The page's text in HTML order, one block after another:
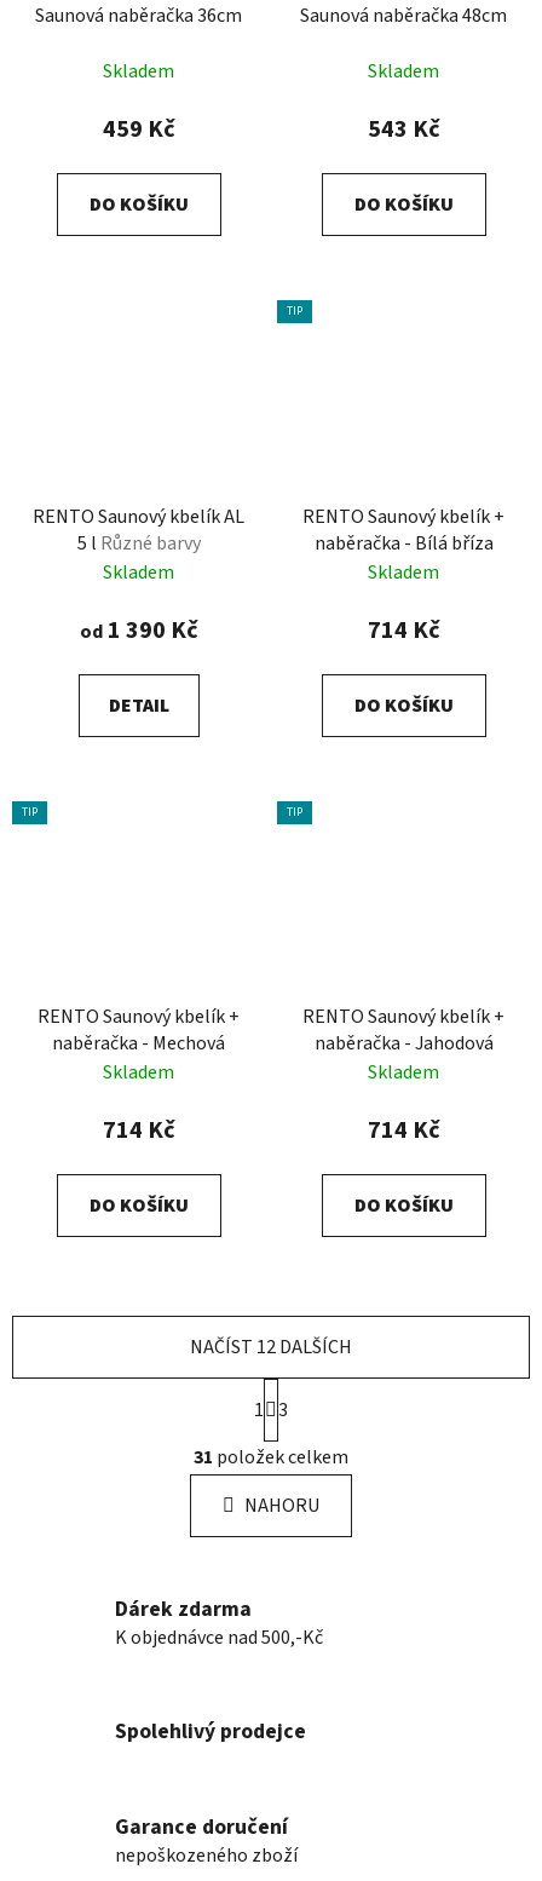
Saunová naběračka 36cm
Skladem
459 Kč
DO KOŠÍKU
Saunová naběračka 48cm
Skladem
543 Kč
DO KOŠÍKU
RENTO Saunový kbelík AL
5 l Různé barvy
Skladem
od1 390 Kč
DETAIL
TIP
RENTO Saunový kbelík +
naběračka - Bílá bříza
Skladem
714 Kč
DO KOŠÍKU
TIP
RENTO Saunový kbelík +
naběračka - Mechová
Skladem
714 Kč
DO KOŠÍKU
TIP
RENTO Saunový kbelík +
naběračka - Jahodová
Skladem
714 Kč
DO KOŠÍKU
O
v
l
á
d
í
p
k
p
i
NAČÍST 12 DALŠÍCH
S
t
r
á
n
k
1 3
31 položek celkem
NAHORU
Dárek zdarma
K objednávce nad 500,-Kč
Spolehlivý prodejce
Garance doručení
nepoškozeného zboží